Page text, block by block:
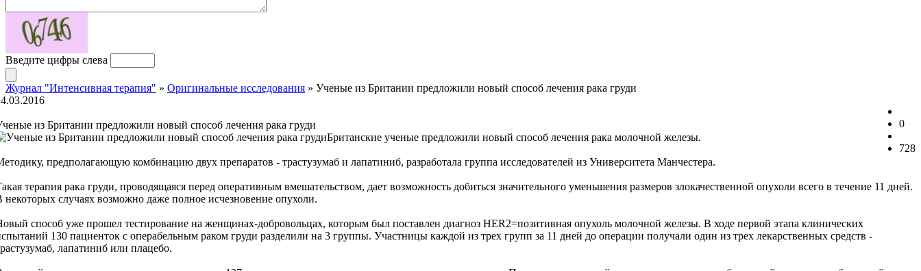
Введите цифры слева
Журнал "Интенсивная терапия" » Оригинальные исследования » Ученые из Британии предложили новый способ лечения рака груди
0
728
из Британии предложили новый способ лечения рака груди
Британские ученые предложили новый способ лечения рака молочной железы.
предполагающую комбинацию двух препаратов - трастузумаб и лапатиниб, разработала группа исследователей из Университета Манчестера.
терапия рака груди, проводящаяся перед оперативным вмешательством, дает возможность добиться значительного уменьшения размеров злокачественной опухоли всего в течение 11 дней.
некоторых случаях возможно даже полное исчезновение опухоли.
способ уже прошел тестирование на женщинах-добровольцах, которым был поставлен диагноз НЕR2=позитивная опухоль молочной железы. В ходе первой этапа клинических
130 пациенток с операбельным раком груди разделили на 3 группы. Участницы каждой из трех групп за 11 дней до операции получали один из трех лекарственных средств -
лапатиниб или плацебо.